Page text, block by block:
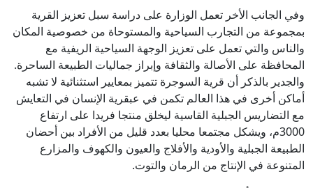
وفي الجانب الأخر تعمل الوزارة على دراسة سبل تعزيز القرية
بمجموعة من التجارب السياحية والمستوحاة من خصوصية المكان
والناس والتي تعمل على تعزيز الوجهة السياحية الريفية مع
المحافظة على الأصالة والثقافة وإبراز جماليات الطبيعة الساحرة.
والجدير بالذكر أن قرية السوجرة تتميز بمعايير استثنائية لا تشبه
أماكن أخرى في هذا العالم تكمن في عبقرية الإنسان في التعايش
مع التضاريس الجبلية القاسية ليخلق منتجا فريدا على ارتفاع
3000م، ويشكل مجتمعا محليا بعدد قليل من الأفراد بين أحضان
الطبيعة الجبلية والأودية والأفلاج والعيون والكهوف والمزارع
المتنوعة في الإنتاج من الرمان والتوت.